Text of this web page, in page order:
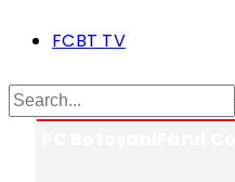
FCBT TV